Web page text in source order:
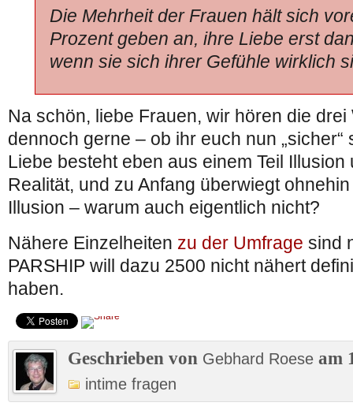
Die Mehrheit der Frauen hält sich
Prozent geben an, ihre Liebe erst
wenn sie sich ihrer Gefühle wirklich
Na schön, liebe Frauen, wir hören die
dennoch gerne – ob ihr euch nun „sicher“
Liebe besteht eben aus einem Teil Illusion
Realität, und zu Anfang überwiegt
Illusion – warum auch eigentlich nicht?
Nähere Einzelheiten zu der Umfrage sind
PARSHIP will dazu 2500 nicht nähert
haben.
Geschrieben von Gebhard Roese am
intime fragen